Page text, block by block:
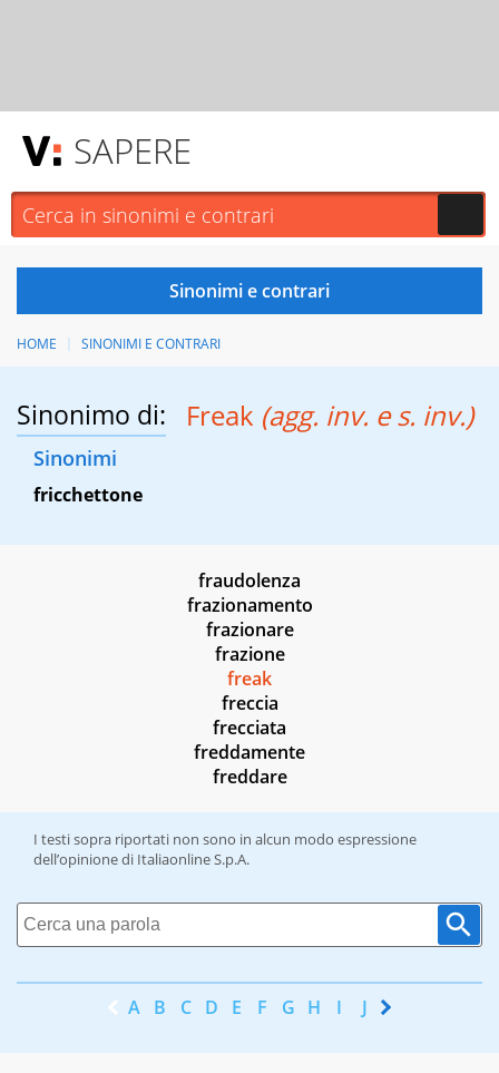
SAPERE
HOME SINONIMI E CONTRARI
Sinonimo di: Freak (agg. inv. e s. inv.)
Sinonimi
fricchettone
fraudolenza
frazionamento
frazionare
frazione
freak
freccia
frecciata
freddamente
freddare
I testi sopra riportati non sono in alcun modo espressione
dell’opinione di Italiaonline S.p.A.
A B C D E F G H I J K